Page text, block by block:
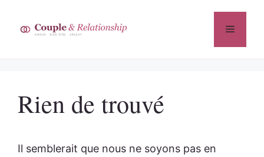
contenu
Menu
Rien de trouvé
Il semblerait que nous ne soyons pas en